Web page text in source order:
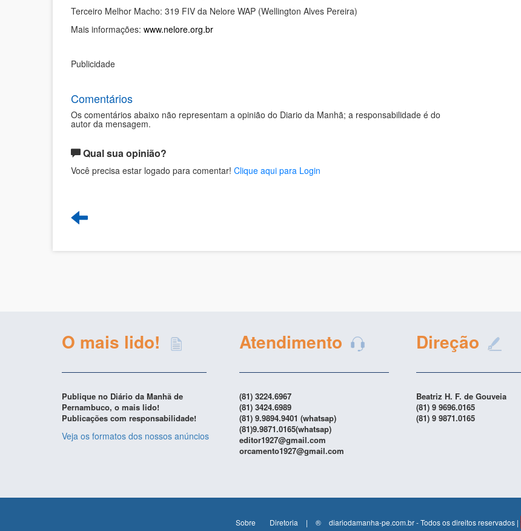
Terceiro Melhor Macho: 319 FIV da Nelore WAP (Wellington Alves Pereira)
Mais informações: www.nelore.org.br
Publicidade
Comentários
Os comentários abaixo não representam a opinião do Diario da Manhã; a responsabilidade é do
autor da mensagem.
Qual sua opinião?
Você precisa estar logado para comentar! Clique aqui para Login
O mais lido!
Publique no Diário da Manhã de
Pernambuco, o mais lido!
Publicações com responsabilidade!
Veja os formatos dos nossos anúncios
Atendimento
(81) 3224.6967
(81) 3424.6989
(81) 9.9894.9401 (whatsap)
(81)9.9871.0165(whatsap)
editor1927@gmail.com
orcamento1927@gmail.com
Direção
Beatriz H. F. de Gouveia
(81) 9 9696.0165
(81) 9 9871.0165
Sobre Diretoria | ® diariodamanha-pe.com.br - Todos os direitos reservados |